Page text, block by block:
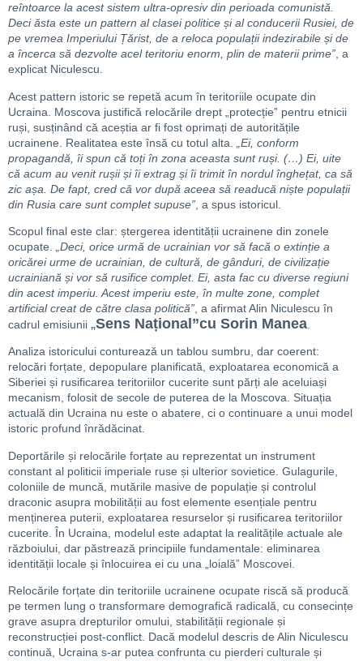
reîntoarce la acest sistem ultra-opresiv din perioada comunistă.
Deci ăsta este un pattern al clasei politice și al conducerii Rusiei, de
pe vremea Imperiului Țărist, de a reloca populații indezirabile și de
a încerca să dezvolte acel teritoriu enorm, plin de materii prime” , a
explicat Niculescu.
Acest pattern istoric se repetă acum în teritoriile ocupate din
Ucraina. Moscova justifică relocările drept „protecție” pentru etnicii
ruși, susținând că aceștia ar fi fost oprimați de autoritățile
ucrainene. Realitatea este însă cu totul alta.
„Ei, conform
propagandă, îi spun că toți în zona aceasta sunt ruși. (…) Ei, uite
că acum au venit rușii și îi extrag și îi trimit în nordul înghețat, ca să
zic așa. De fapt, cred că vor după aceea să readucă niște populații
din Rusia care sunt complet supuse” , a spus istoricul.
Scopul final este clar: ștergerea identității ucrainene din zonele
ocupate.
„Deci, orice urmă de ucrainian vor să facă o extinție a
oricărei urme de ucrainian, de cultură, de gânduri, de civilizație
ucrainiană și vor să rusifice complet. Ei, asta fac cu diverse regiuni
din acest imperiu. Acest imperiu este, în multe zone, complet
artificial creat de către clasa politică” , a afirmat Alin Niculescu în
cadrul emisiunii „Sens Național”cu Sorin Manea
Analiza istoricului conturează un tablou sumbru, dar coerent:
relocări forțate, depopulare planificată, exploatarea economică a
Siberiei și rusificarea teritoriilor cucerite sunt părți ale aceluiași
mecanism, folosit de secole de puterea de la Moscova. Situația
actuală din Ucraina nu este o abatere, ci o continuare a unui model
istoric profund înrădăcinat.
Deportările și relocările forțate au reprezentat un instrument
constant al politicii imperiale ruse și ulterior sovietice. Gulagurile,
coloniile de muncă, mutările masive de populație și controlul
draconic asupra mobilității au fost elemente esențiale pentru
menținerea puterii, exploatarea resurselor și rusificarea teritoriilor
cucerite. În Ucraina, modelul este adaptat la realitățile actuale ale
războiului, dar păstrează principiile fundamentale: eliminarea
identității locale și înlocuirea ei cu una „loială” Moscovei.
Relocările forțate din teritoriile ucrainene ocupate riscă să producă
pe termen lung o transformare demografică radicală, cu consecințe
grave asupra drepturilor omului, stabilității regionale și
reconstrucției post-conflict. Dacă modelul descris de Alin Niculescu
continuă, Ucraina s-ar putea confrunta cu pierderi culturale și